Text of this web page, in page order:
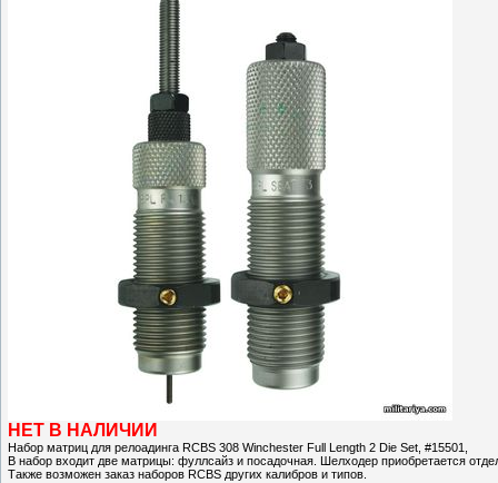
НЕТ В НАЛИЧИИ
Набор матриц для релоадинга RCBS 308 Winchester Full Length 2 Die Set, #15501,
В набор входит две матрицы: фуллсайз и посадочная. Шелходер приобретается
Также возможен заказ наборов RCBS других калибров и типов.